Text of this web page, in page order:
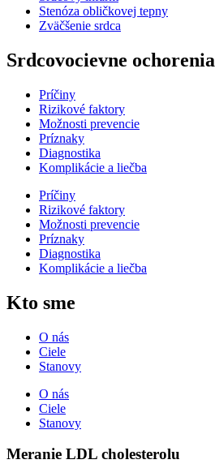
Stenóza obličkovej tepny
Zväčšenie srdca
Srdcovocievne ochorenia
Príčiny
Rizikové faktory
Možnosti prevencie
Príznaky
Diagnostika
Komplikácie a liečba
Príčiny
Rizikové faktory
Možnosti prevencie
Príznaky
Diagnostika
Komplikácie a liečba
Kto sme
O nás
Ciele
Stanovy
O nás
Ciele
Stanovy
Meranie LDL cholesterolu